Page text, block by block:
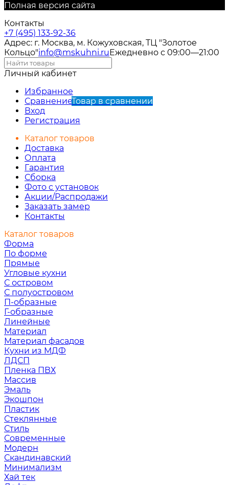
Полная версия сайта
Контакты
+7 (495) 133-92-36
Адрес: г. Москва, м. Кожуховская, ТЦ "Золотое
Кольцо"info@mskuhni.ruЕжедневно с 09:00—21:00
Личный кабинет
Избранное
СравнениеТовар в сравнении
Вход
Регистрация
Каталог товаров
Доставка
Оплата
Гарантия
Сборка
Фото с установок
Акции/Распродажи
Заказать замер
Контакты
Каталог товаров
Форма
По форме
Прямые
Угловые кухни
С островом
С полуостровом
П-образные
Г-образные
Линейные
Материал
Материал фасадов
Кухни из МДФ
ЛДСП
Пленка ПВХ
Массив
Эмаль
Экошпон
Пластик
Стеклянные
Стиль
Современные
Модерн
Скандинавский
Минимализм
Хай тек